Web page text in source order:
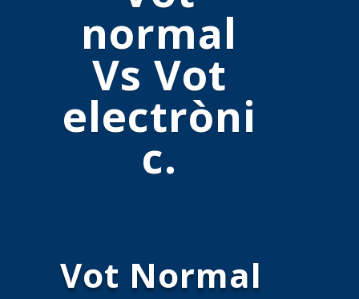
normal
Vs Vot
electròni
c.
Vot Normal